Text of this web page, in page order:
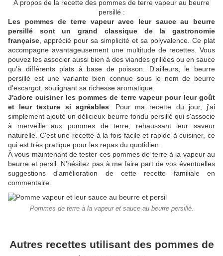
À propos de la recette des pommes de terre vapeur au beurre
persillé :
Les pommes de terre vapeur avec leur sauce au beurre
persillé sont un grand classique de la gastronomie
française , apprécié pour sa simplicité et sa polyvalence. Ce plat
accompagne avantageusement une multitude de recettes. Vous
pouvez les associer aussi bien à des viandes grillées ou en sauce
qu'à différents plats à base de poisson. D'ailleurs, le beurre
persillé est une variante bien connue sous le nom de beurre
d'escargot, soulignant sa richesse aromatique.
J'adore cuisiner les pommes de terre vapeur pour leur goût
et leur texture si agréables . Pour ma recette du jour, j'ai
simplement ajouté un délicieux beurre fondu persillé qui s'associe
à merveille aux pommes de terre, rehaussant leur saveur
naturelle. C'est une recette à la fois facile et rapide à cuisiner, ce
qui est très pratique pour les repas du quotidien.
À vous maintenant de tester ces pommes de terre à la vapeur au
beurre et persil. N'hésitez pas à me faire part de vos éventuelles
suggestions d'amélioration de cette recette familiale en
commentaire.
Pommes de terre à la vapeur et sauce au beurre persillé.
Autres recettes utilisant des pommes de